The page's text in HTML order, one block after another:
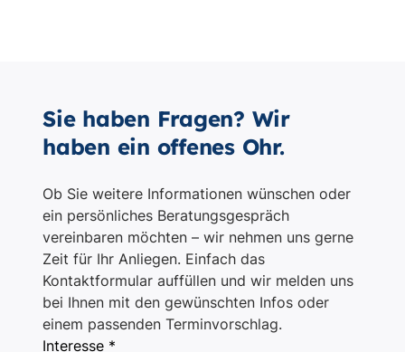
Sie haben Fragen? Wir
haben ein offenes Ohr.
Ob Sie weitere Informationen wünschen oder
ein persönliches Beratungsgespräch
vereinbaren möchten – wir nehmen uns gerne
Zeit für Ihr Anliegen. Einfach das
Kontaktformular auffüllen und wir melden uns
bei Ihnen mit den gewünschten Infos oder
einem passenden Terminvorschlag.
Interesse *